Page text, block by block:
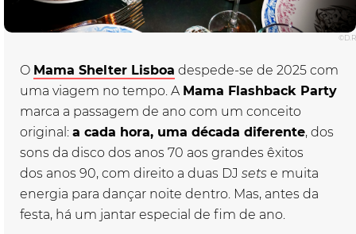
©D.R
O Mama Shelter Lisboa despede-se de 2025 com
uma viagem no tempo. A Mama Flashback Party
marca a passagem de ano com um conceito
original: a cada hora, uma década diferente, dos
sons da disco dos anos 70 aos grandes êxitos
dos anos 90, com direito a duas DJ sets e muita
energia para dançar noite dentro. Mas, antes da
festa, há um jantar especial de fim de ano.